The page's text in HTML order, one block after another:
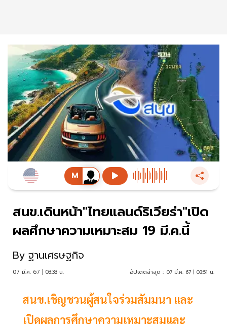
สนข.เดินหน้า"ไทยแลนด์ริเวียร่า"เปิด
ผลศึกษาความเหมาะสม 19 มี.ค.นี้
By ฐานเศรษฐกิจ
07 มี.ค. 67 | 03:33 น. อัปเดตล่าสุด : 07 มี.ค. 67 | 03:51 น.
สนข.เชิญชวนผู้สนใจร่วมสัมมนา และ
เปิดผลการศึกษาความเหมาะสมและ